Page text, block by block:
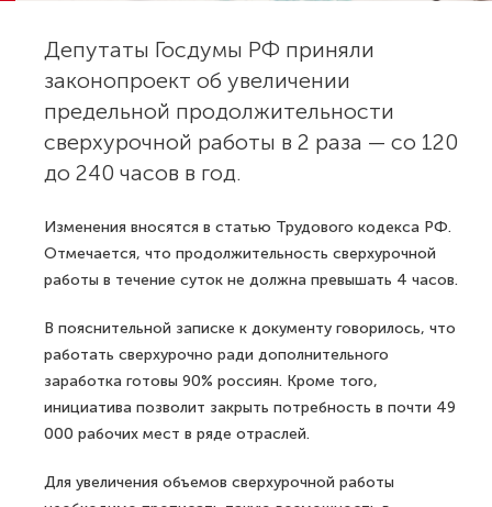
Депутаты Госдумы РФ приняли
законопроект об увеличении
предельной продолжительности
сверхурочной работы в 2 раза — со 120
до 240 часов в год.
Изменения вносятся в статью Трудового кодекса РФ.
Отмечается, что продолжительность сверхурочной
работы в течение суток не должна превышать 4 часов.
В пояснительной записке к документу говорилось, что
работать сверхурочно ради дополнительного
заработка готовы 90% россиян. Кроме того,
инициатива позволит закрыть потребность в почти 49
000 рабочих мест в ряде отраслей.
Для увеличения объемов сверхурочной работы